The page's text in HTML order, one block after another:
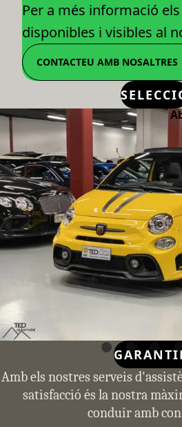
Per a més informació
disponibles i visibles al
CONTACTEU AMB NOSALTRES
Amb els nostres serveis
satisfacció és la nostra
conduir amb